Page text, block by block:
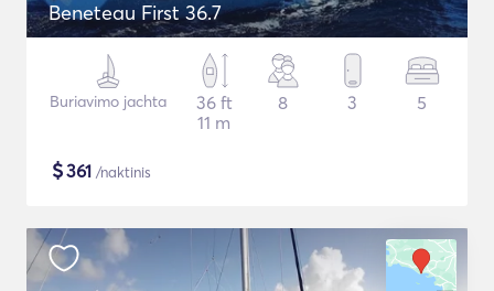
Beneteau First 36.7
Buriavimo jachta
36 ft
11 m
8 3 5
$361 /naktinis